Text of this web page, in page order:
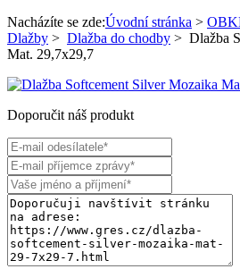
Nacházíte se zde:Úvodní stránka >
Dlažby > Dlažba do chodby > Dlažba
Mat. 29,7x29,7
Doporučit náš produkt